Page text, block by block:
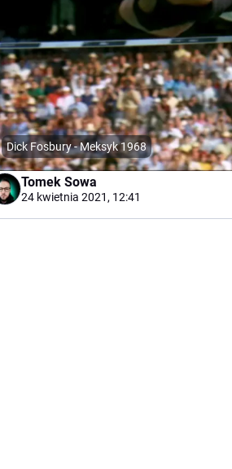
Dick Fosbury - Meksyk 1968
Tomek Sowa
24 kwietnia 2021, 12:41